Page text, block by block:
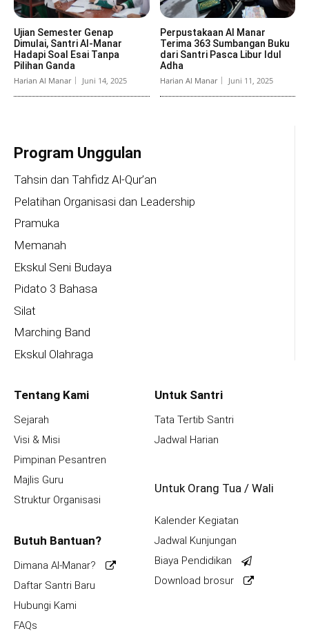
Ujian Semester Genap
Dimulai, Santri Al-Manar
Hadapi Soal Esai Tanpa
Pilihan Ganda
Harian Al Manar Juni 14, 2025
Perpustakaan Al Manar
Terima 363 Sumbangan Buku
dari Santri Pasca Libur Idul
Adha
Harian Al Manar Juni 11, 2025
Program Unggulan
Tahsin dan Tahfidz Al-Qur’an
Pelatihan Organisasi dan Leadership
Pramuka
Memanah
Ekskul Seni Budaya
Pidato 3 Bahasa
Silat
Marching Band
Ekskul Olahraga
Tentang Kami
Sejarah
Visi & Misi
Pimpinan Pesantren
Majlis Guru
Struktur Organisasi
Butuh Bantuan?
Dimana Al-Manar?
Daftar Santri Baru
Hubungi Kami
FAQs
Untuk Santri
Tata Tertib Santri
Jadwal Harian
Untuk Orang Tua / Wali
Kalender Kegiatan
Jadwal Kunjungan
Biaya Pendidikan
Download brosur